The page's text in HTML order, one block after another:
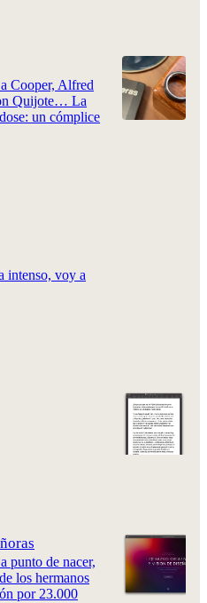
Cooper, Alfred
Quijote… La
un cómplice
intenso, voy a
punto de nacer,
los hermanos
por 23.000